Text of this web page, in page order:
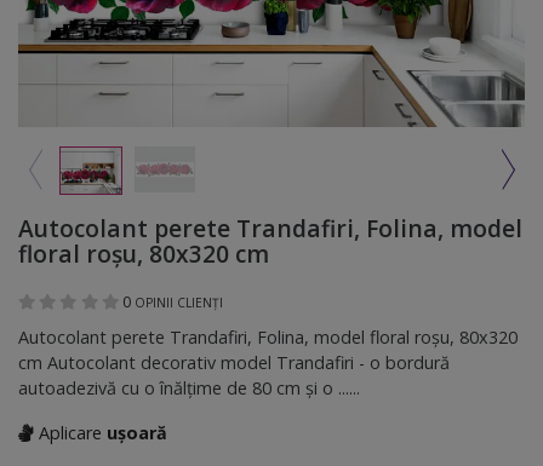
Autocolant perete Trandafiri, Folina, model
floral roşu, 80x320 cm
0 OPINII CLIENȚI
Autocolant perete Trandafiri, Folina, model floral roşu, 80x320
cm Autocolant decorativ model Trandafiri - o bordură
autoadezivă cu o înălţime de 80 cm şi o ......
Aplicare ușoară